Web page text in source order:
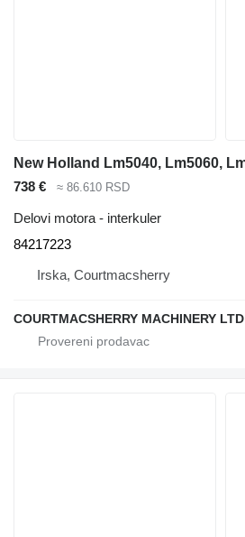
738 € ≈ 86.610 RSD
Delovi motora - interkuler
84217223
Irska, Courtmacsherry
COURTMACSHERRY MACHINERY LTD